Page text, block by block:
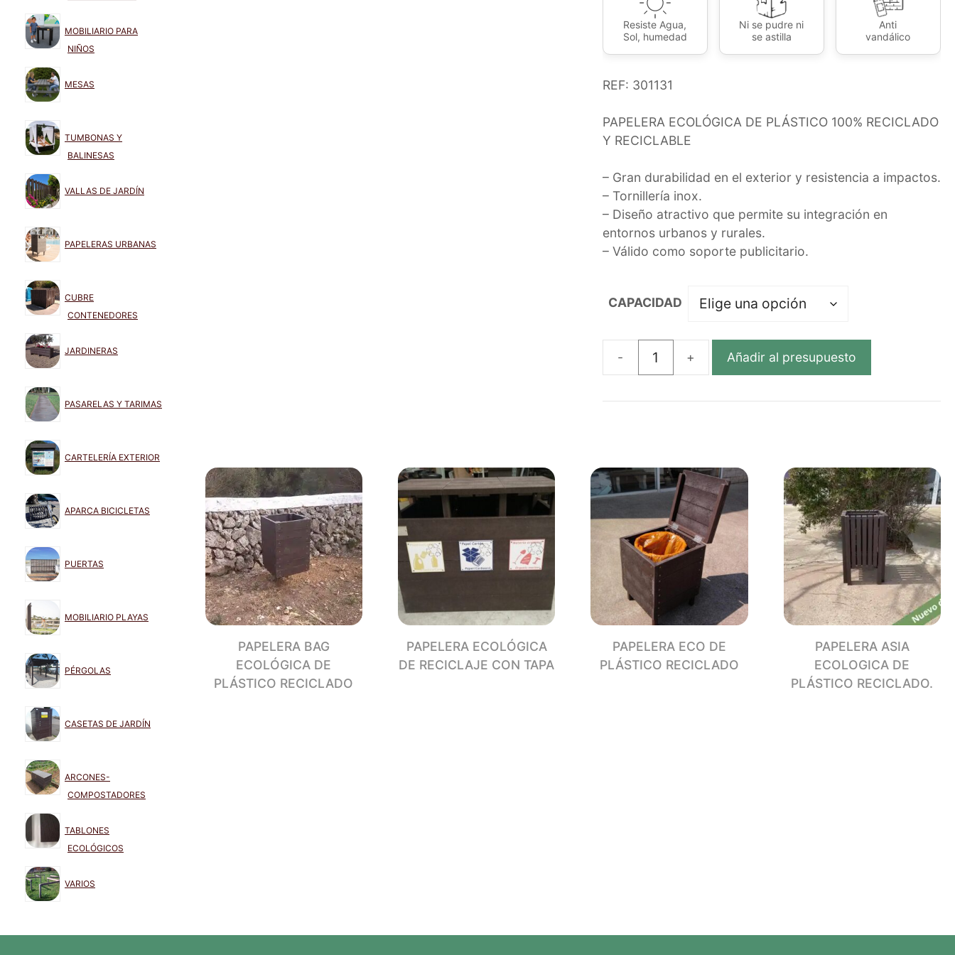
Resiste Agua,
Sol, humedad
Ni se pudre ni
se astilla
Anti
vandálico
REF: 301131
PAPELERA ECOLÓGICA DE PLÁSTICO 100% RECICLADO
Y RECICLABLE
– Gran durabilidad en el exterior y resistencia a impactos.
– Tornillería inox.
– Diseño atractivo que permite su integración en
entornos urbanos y rurales.
– Válido como soporte publicitario.
CAPACIDAD
PAPELERA
PORTA
RECICLADO
cantidad
Añadir al presupuesto
PAPELERA BAG
ECOLÓGICA DE
PLÁSTICO RECICLADO
PAPELERA ECOLÓGICA
DE RECICLAJE CON TAPA
PAPELERA ECO DE
PLÁSTICO RECICLADO
PAPELERA ASIA
ECOLOGICA DE
PLÁSTICO RECICLADO.
MOBILIARIO PARA
NIÑOS
MESAS
TUMBONAS Y
BALINESAS
VALLAS DE JARDÍN
PAPELERAS URBANAS
CUBRE
CONTENEDORES
JARDINERAS
PASARELAS Y TARIMAS
CARTELERÍA EXTERIOR
APARCA BICICLETAS
PUERTAS
MOBILIARIO PLAYAS
PÉRGOLAS
CASETAS DE JARDÍN
ARCONES-
COMPOSTADORES
TABLONES
ECOLÓGICOS
VARIOS